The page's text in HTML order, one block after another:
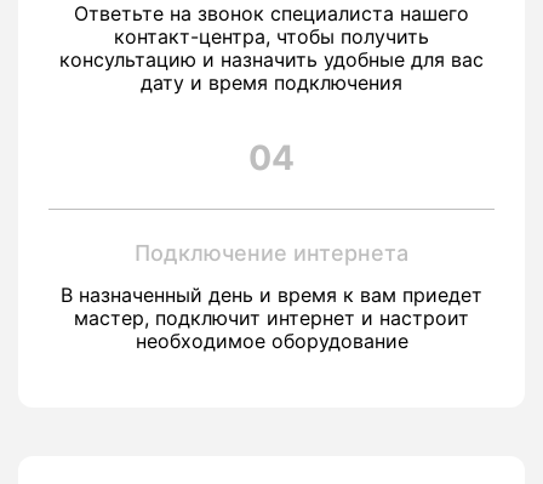
Ответьте на звонок специалиста нашего
контакт-центра, чтобы получить
консультацию и назначить удобные для вас
дату и время подключения
04
Подключение интернета
В назначенный день и время к вам приедет
мастер, подключит интернет и настроит
необходимое оборудование